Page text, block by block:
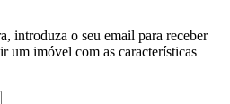
introduza o seu email para receber
um imóvel com as características